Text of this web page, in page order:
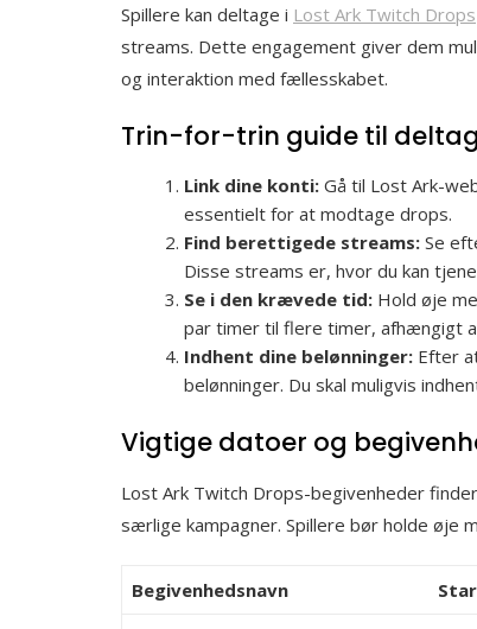
Spillere kan deltage i Lost Ark Twitch Drops
streams. Dette engagement giver dem
og interaktion med fællesskabet.
Trin-for-trin guide til
Link dine konti: Gå til Lost Ark-
essentielt for at modtage drops.
Find berettigede streams: Se
Disse streams er, hvor du kan
Se i den krævede tid: Hold øje
par timer til flere timer, afhængigt
Indhent dine belønninger: Efter
belønninger. Du skal muligvis
Vigtige datoer og
Lost Ark Twitch Drops-begivenheder
særlige kampagner. Spillere bør holde øje
Begivenhedsnavn